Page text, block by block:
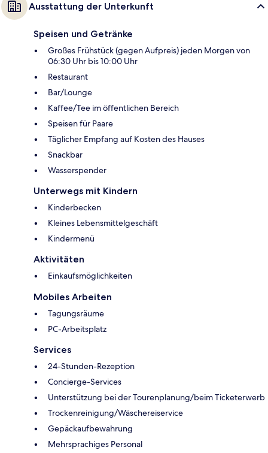
Ausstattung der Unterkunft
Speisen und Getränke
Großes Frühstück (gegen Aufpreis) jeden Morgen von
06:30 Uhr bis 10:00 Uhr
Restaurant
Bar/Lounge
Kaffee/Tee im öffentlichen Bereich
Speisen für Paare
Täglicher Empfang auf Kosten des Hauses
Snackbar
Wasserspender
Unterwegs mit Kindern
Kinderbecken
Kleines Lebensmittelgeschäft
Kindermenü
Aktivitäten
Einkaufsmöglichkeiten
Mobiles Arbeiten
Tagungsräume
PC-Arbeitsplatz
Services
24-Stunden-Rezeption
Concierge-Services
Unterstützung bei der Tourenplanung/beim Ticketerwerb
Trockenreinigung/Wäschereiservice
Gepäckaufbewahrung
Mehrsprachiges Personal